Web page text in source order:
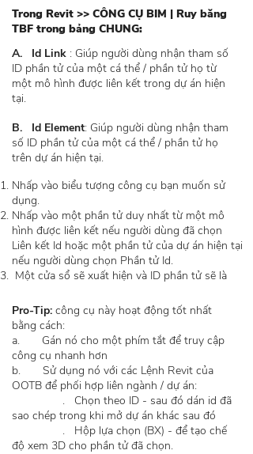
Trong Revit >> CÔNG CỤ BIM | Ruy băng
TBF trong bảng CHUNG:
A. Id Link : Giúp người dùng nhận tham số
ID phần tử của một cá thể / phần tử họ từ
một mô hình được liên kết trong dự án hiện
tại.
B. Id Element: Giúp người dùng nhận tham
số ID phần tử của một cá thể / phần tử họ
trên dự án hiện tại.
Nhấp vào biểu tượng công cụ bạn muốn sử
dụng.
Nhấp vào một phần tử duy nhất từ một mô
hình được liên kết nếu người dùng đã chọn
Liên kết Id hoặc một phần tử của dự án hiện tại
nếu người dùng chọn Phần tử Id.
Một cửa sổ sẽ xuất hiện và ID phần tử sẽ là
Pro-Tip: công cụ này hoạt động tốt nhất
bằng cách:
a. Gán nó cho một phím tắt để truy cập
công cụ nhanh hơn
b. Sử dụng nó với các Lệnh Revit của
OOTB để phối hợp liên ngành / dự án:
. Chọn theo ID - sau đó dán id đã
sao chép trong khi mở dự án khác sau đó
. Hộp lựa chọn (BX) - để tạo chế
độ xem 3D cho phần tử đã chọn.